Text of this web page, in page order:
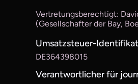
Vertretungsberechtigt:
(Gesellschafter der Bay,
Umsatzsteuer-
DE364398015
Verantwortlicher für